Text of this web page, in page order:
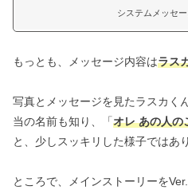
システムメッセ
もっとも、メッセージ内容はラス
写真とメッセージを見たラスカく
当の名前も知り、「オレ あの人の
と、少しスッキリした様子ではあ
ところで、メインストーリーを